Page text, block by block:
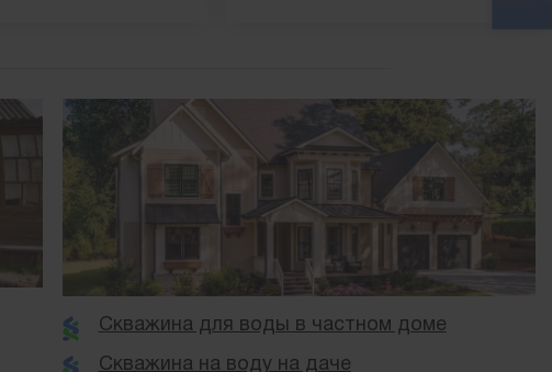
Скважина для воды в частном доме
Скважина на воду на даче